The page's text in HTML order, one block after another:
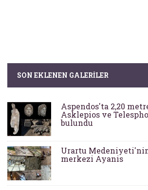
SON EKLENEN GALERILER
Aspendos'ta 2,20
Asklepios ve
bulundu
Urartu
merkezi Ayanis